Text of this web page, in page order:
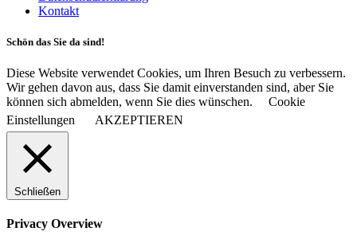
Kontakt
Schön das Sie da sind!
Diese Website verwendet Cookies, um Ihren Besuch zu verbessern.
Wir gehen davon aus, dass Sie damit einverstanden sind, aber Sie
können sich abmelden, wenn Sie dies wünschen.
Cookie
Einstellungen
AKZEPTIEREN
Schließen
Privacy Overview